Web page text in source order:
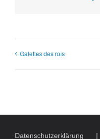
Galettes des rois
Datenschutzerklärung